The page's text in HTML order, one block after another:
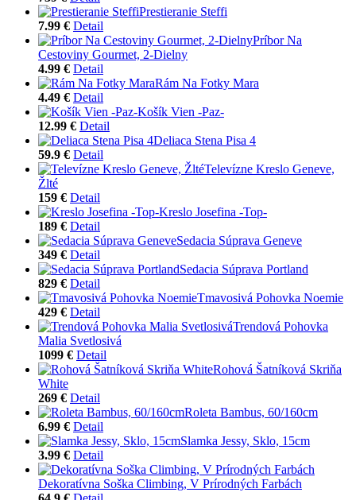
Prestieranie Steffi
7.99 € Detail
Príbor Na
Cestoviny Gourmet, 2-Dielny
4.99 € Detail
Rám Na Fotky Mara
4.49 € Detail
Košík Vien -Paz-
12.99 € Detail
Deliaca Stena Pisa 4
59.9 € Detail
Televízne Kreslo Geneve,
Žlté
159 € Detail
Kreslo Josefina -Top-
189 € Detail
Sedacia Súprava Geneve
349 € Detail
Sedacia Súprava Portland
829 € Detail
Tmavosivá Pohovka Noemie
429 € Detail
Trendová Pohovka
Malia Svetlosivá
1099 € Detail
Rohová Šatníková Skriňa
White
269 € Detail
Roleta Bambus, 60/160cm
6.99 € Detail
Slamka Jessy, Sklo, 15cm
3.99 € Detail
Dekoratívna Soška Climbing, V Prírodných Farbách